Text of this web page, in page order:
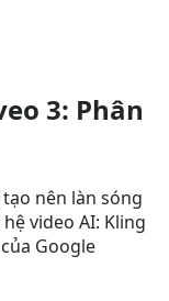
3: Phân
nên làn sóng
video AI: Kling
Google